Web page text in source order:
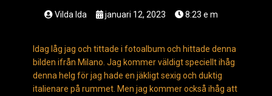
Vilda Ida januari 12, 2023 8:23 e m
Idag låg jag och tittade i fotoalbum och hittade denna
bilden ifrån Milano. Jag kommer väldigt speciellt ihåg
denna helg för jag hade en jäkligt sexig och duktig
italienare på rummet. Men jag kommer också ihåg att